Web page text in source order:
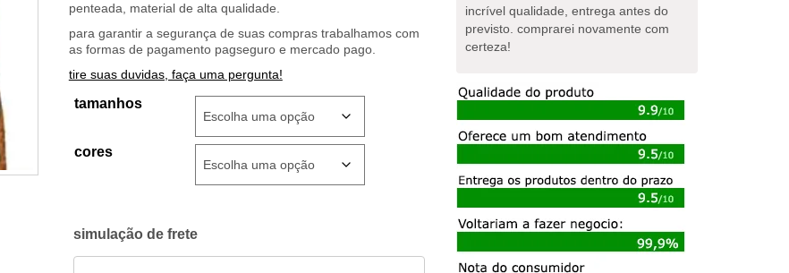
penteada, material de alta qualidade.
para garantir a segurança de suas compras trabalhamos com
as formas de pagamento pagseguro e mercado pago.
tire suas duvidas, faça uma pergunta!
tamanhos
cores
simulação de frete
incrível qualidade, entrega antes do
previsto. comprarei novamente com
certeza!